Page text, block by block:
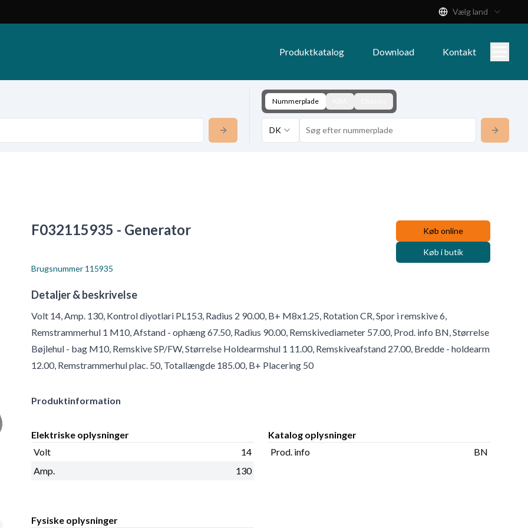
Vælg land
Produktkatalog Download Kontakt
Nummerplade
DK
F032115935 - Generator Køb online
Køb i butik
Brugsnummer 115935
Detaljer & beskrivelse
Volt 14, Amp. 130, Kontrol diyotlari PL153, Radius 2 90.00, B+ M8x1.25, Rotation CR, Spor i remskive 6,
Remstrammerhul 1 M10, Afstand - ophæng 67.50, Radius 90.00, Remskivediameter 57.00, Prod. info BN, Størrelse
Bøjlehul - bag M10, Remskive SP/FW, Størrelse Holdearmshul 1 11.00, Remskiveafstand 27.00, Bredde - holdearm
12.00, Remstrammerhul plac. 50, Totallængde 185.00, B+ Placering 50
Produktinformation
Elektriske oplysninger
Volt
14
Amp.
130
Katalog oplysninger
Prod. info
BN
Fysiske oplysninger